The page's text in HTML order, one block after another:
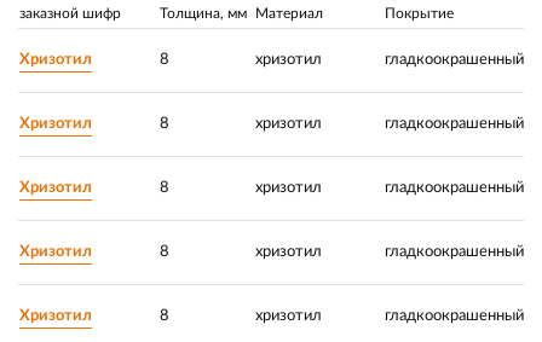
заказной шифр Толщина, мм Материал Покрытие
Хризотил 8 хризотил гладкоокрашенный
Хризотил 8 хризотил гладкоокрашенный
Хризотил 8 хризотил гладкоокрашенный
Хризотил 8 хризотил гладкоокрашенный
Хризотил 8 хризотил гладкоокрашенный